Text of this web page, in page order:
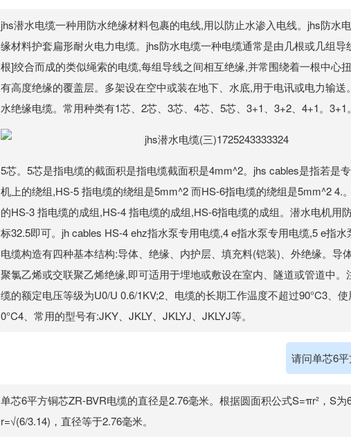
jhs潜水电缆一种用防水绝缘材料包裹的电线,用以防止水渗入电线。jhs防水
缘材料护套扁形耐火电力电缆。jhs防水电缆一种电缆通常是由几根或几组导
根]绞合而成的类似绳索的电缆,每组导线之间相互绝缘,并常围绕着一根中心
有高度绝缘的覆盖层。多架设在空中或装在地下、水底,用于电讯或电力输送
水绝缘电缆。常用种类有1芯、2芯、3芯、4芯、5芯、3+1、3+2、4+1。3+1
5芯。5芯是指电缆的截面积是指电缆截面积是4mm^2。jhs cables是指若是
机上的绕组,HS-5 指电缆的绕组是5mm^2 而HS-6指电缆的绕组是5mm^2 4.
的HS-3 指电缆的成组,HS-4 指电缆的成组,HS-6指电缆的成组。潜水电机用
标32.5即可。jh cables HS-4 ehz指水泵专用电缆,4 e指水泵专用电缆,5 e指
电缆构造有四种基本结构:导体、绝缘、内护层、填充料(铠装)、外绝缘。导体
聚氯乙烯或交联聚乙烯绝缘,即可适用于埋地或敷设在室内、隧道或管道中。
缆的额定电压等级为U0/U 0.6/1KV;2、电缆的长期工作温度不超过90°C3、
0°C4、常用的型号有:JKY、JKLY、JKLYJ、JKLYJ等。
请问单芯6
单芯6平方铜芯ZR-BVR电缆的直径是2.76毫米。根据圆面积公式S=πr²，S为
r=√(6/3.14)，直径等于2.76毫米。